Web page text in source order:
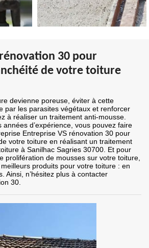
30 pour
de votre toiture
devienne poreuse, éviter à cette
par les parasites végétaux et renforcer
à réaliser un traitement anti-mousse.
années d’expérience, vous pouvez faire
Entreprise VS rénovation 30 pour
votre toiture en réalisant un traitement
à Sanilhac Sagries 30700. Et pour
prolifération de mousses sur votre toiture,
produits pour votre toiture : en
Ainsi, n’hésitez plus à contacter
30.